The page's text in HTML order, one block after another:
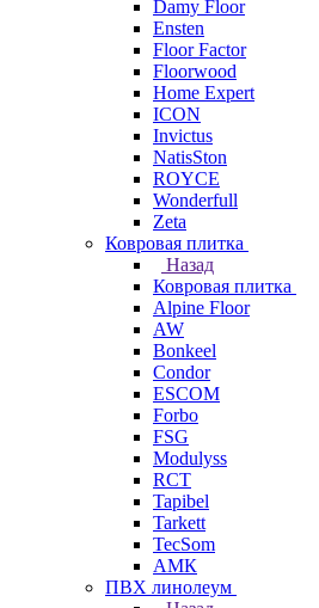
Damy Floor
Ensten
Floor Factor
Floorwood
Home Expert
ICON
Invictus
NatisSton
ROYCE
Wonderfull
Zeta
Ковровая плитка
Назад
Ковровая плитка
Alpine Floor
AW
Bonkeel
Condor
ESCOM
Forbo
FSG
Modulyss
RCT
Tapibel
Tarkett
TecSom
АМК
ПВХ линолеум